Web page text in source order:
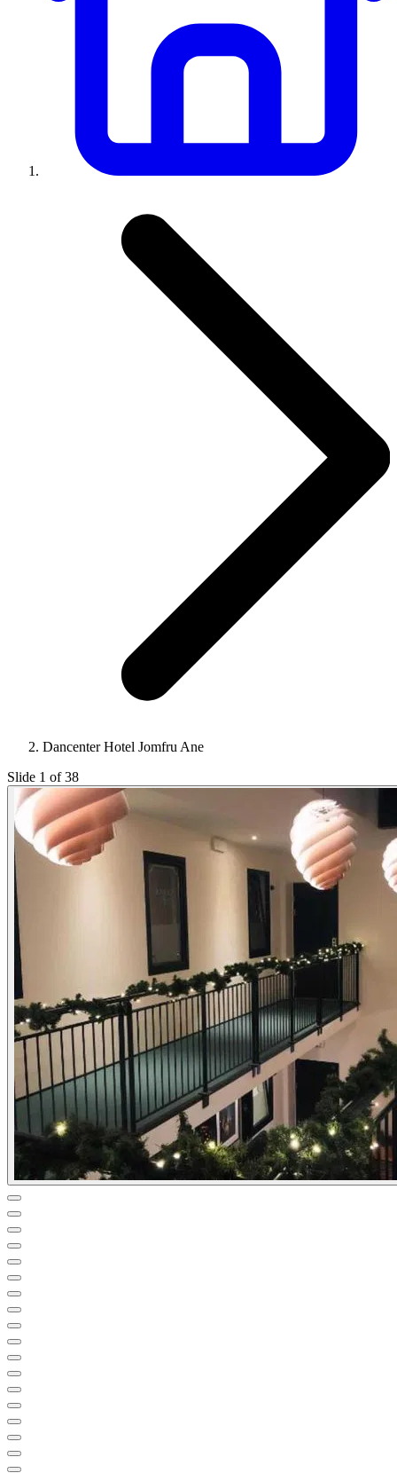
Dancenter Hotel Jomfru Ane
Slide 1 of 38